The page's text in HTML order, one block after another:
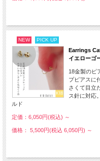
NEW PICK UP
Earrings
イエローゴ
18金製のピ
プピアスに
さくて目立
ス針に対応
ルド
定価：6,050円(税込) ～
価格： 5,500円(税込 6,050円) ～